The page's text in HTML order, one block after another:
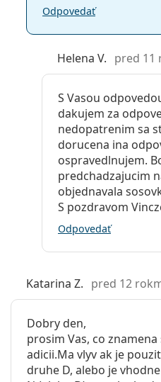
Odpovedať
Helena V. pred 11
S Vasou
dakujem za
nedopatrenim sa
dorucena ina
ospravedlnujem.
predchadzajucim
objednavala
S pozdravom
Odpovedať
Katarina Z. pred 12
Dobry den,
prosim Vas, co
adicii.Ma vlyv ak je
druhe D, alebo je